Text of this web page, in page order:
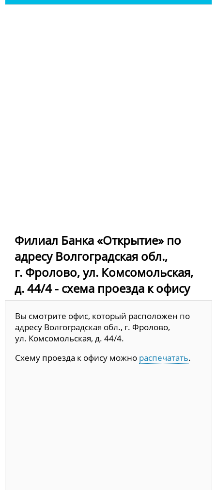
Филиал Банка «Открытие» по
адресу Волгоградская обл.,
г. Фролово, ул. Комсомольская,
д. 44/4 - схема проезда к офису
Вы смотрите офис, который расположен по
адресу Волгоградская обл., г. Фролово,
ул. Комсомольская, д. 44/4.
Схему проезда к офису можно распечатать.